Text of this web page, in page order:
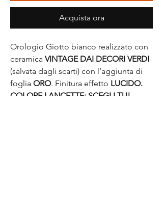
Acquista ora
Orologio Giotto bianco realizzato con
ceramica VINTAGE DAI DECORI VERDI
(salvata dagli scarti) con l’aggiunta di
foglia ORO. Finitura effetto LUCIDO.
COLORE LANCETTE: SCEGLI TU!